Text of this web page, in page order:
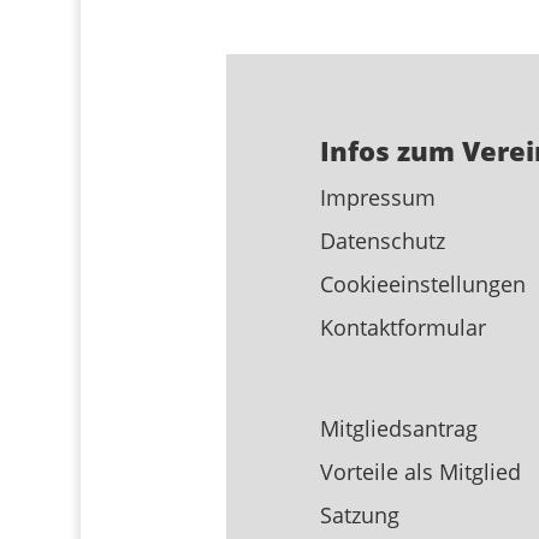
Infos zum
Impressum
Datenschutz
Cookieeinstellungen
Kontaktformular
Mitgliedsantrag
Vorteile als Mitglied
Satzung